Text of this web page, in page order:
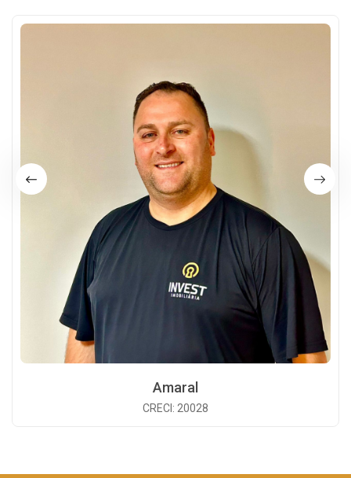
Amaral
CRECI: 20028